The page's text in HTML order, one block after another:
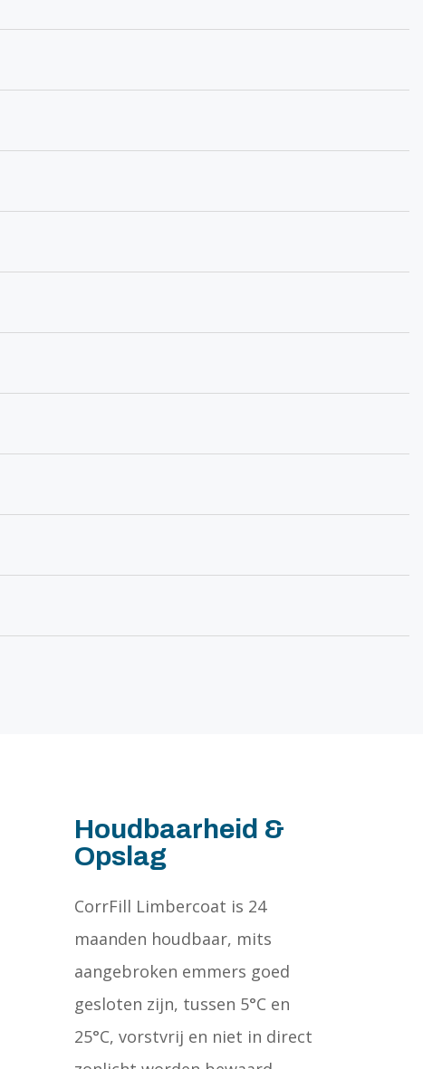
Houdbaarheid &
Opslag
CorrFill Limbercoat is 24
maanden houdbaar, mits
aangebroken emmers goed
gesloten zijn, tussen 5°C en
25°C, vorstvrij en niet in direct